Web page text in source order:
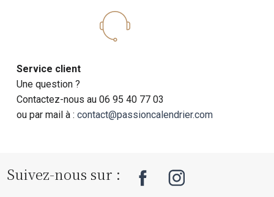
Service client
Une question ?
Contactez-nous au 06 95 40 77 03
ou par mail à :contact@passioncalendrier.com
Suivez-nous sur :